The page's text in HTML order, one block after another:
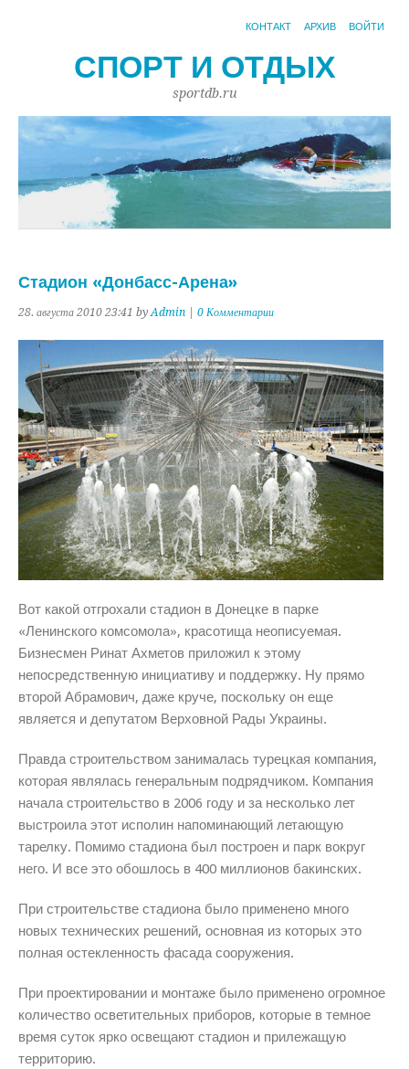
КОНТАКТ АРХИВ ВОЙТИ
СПОРТ И ОТДЫХ
sportdb.ru
Стадион «Донбасс-Арена»
28. августа 2010 23:41 byAdmin 0 Комментарии
Вот какой отгрохали стадион в Донецке в парке
«Ленинского комсомола», красотища неописуемая.
Бизнесмен Ринат Ахметов приложил к этому
непосредственную инициативу и поддержку. Ну прямо
второй Абрамович, даже круче, поскольку он еще
является и депутатом Верховной Рады Украины.
Правда строительством занималась турецкая компания,
которая являлась генеральным подрядчиком. Компания
начала строительство в 2006 году и за несколько лет
выстроила этот исполин напоминающий летающую
тарелку. Помимо стадиона был построен и парк вокруг
него. И все это обошлось в 400 миллионов бакинских.
При строительстве стадиона было применено много
новых технических решений, основная из которых это
полная остекленность фасада сооружения.
При проектировании и монтаже было применено огромное
количество осветительных приборов, которые в темное
время суток ярко освещают стадион и прилежащую
территорию.